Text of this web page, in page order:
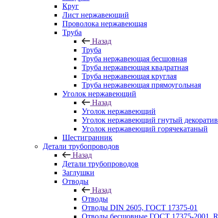
Круг
Лист нержавеющий
Проволока нержавеющая
Труба
Назад
Труба
Труба нержавеющая бесшовная
Труба нержавеющая квадратная
Труба нержавеющая круглая
Труба нержавеющая прямоугольная
Уголок нержавеющий
Назад
Уголок нержавеющий
Уголок нержавеющий гнутый
Уголок нержавеющий горячекатаный
Шестигранник
Детали трубопроводов
Назад
Детали трубопроводов
Заглушки
Отводы
Назад
Отводы
Отводы DIN 2605, ГОСТ 17375-01
Отводы бесшовные ГОСТ 17375-2001,